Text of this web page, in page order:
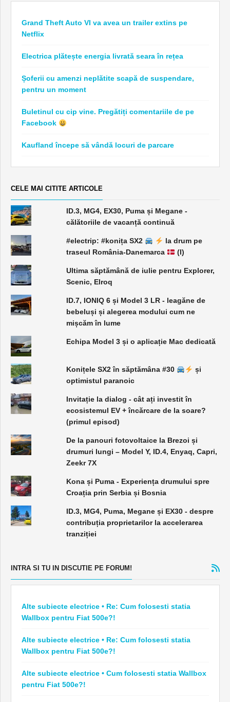
Grand Theft Auto VI va avea un trailer extins pe
Netflix
Electrica plătește energia livrată seara în rețea
Șoferii cu amenzi neplătite scapă de suspendare,
pentru un moment
Buletinul cu cip vine. Pregătiți comentariile de pe
Facebook
Kaufland începe să vândă locuri de parcare
CELE MAI CITITE ARTICOLE
ID.3, MG4, EX30, Puma și Megane -
călătoriile de vacanță continuă
#electrip: #konița SX2
la drum pe
traseul România-Danemarca
(I)
Ultima săptămână de iulie pentru Explorer,
Scenic, Elroq
ID.7, IONIQ 6 și Model 3 LR - leagăne de
bebeluși și alegerea modului cum ne
mișcăm în lume
Echipa Model 3 și o aplicație Mac dedicată
Konițele SX2 în săptămâna #30
și
optimistul paranoic
Invitație la dialog - cât ați investit în
ecosistemul EV + încărcare de la soare?
(primul episod)
De la panouri fotovoltaice la Brezoi și
drumuri lungi – Model Y, ID.4, Enyaq, Capri,
Zeekr 7X
Kona și Puma - Experiența drumului spre
Croația prin Serbia și Bosnia
ID.3, MG4, Puma, Megane și EX30 - despre
contribuția proprietarilor la accelerarea
tranziției
INTRA SI TU IN DISCUTIE PE FORUM!
Alte subiecte electrice • Re: Cum folosesti statia
Wallbox pentru Fiat 500e?!
Alte subiecte electrice • Re: Cum folosesti statia
Wallbox pentru Fiat 500e?!
Alte subiecte electrice • Cum folosesti statia Wallbox
pentru Fiat 500e?!